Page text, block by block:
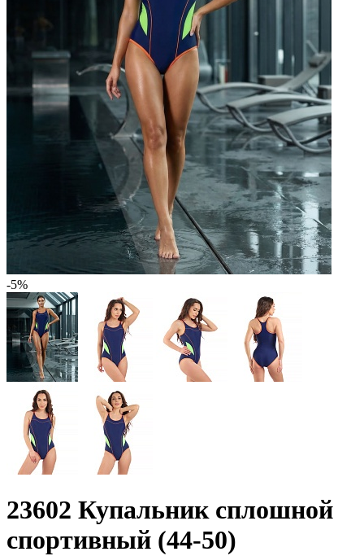
-5%
23602 Купальник сплошной
спортивный (44-50)